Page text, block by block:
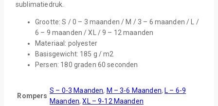
sublimatiedruk.
Grootte: S / 0 – 3 maanden / M / 3 – 6 maanden / L /
6 – 9 maanden / XL / 9 – 12 maanden
Materiaal: polyester
Basisgewicht: 185 g / m2
Persen: 180 graden 60 seconden
Rompers
S – 0-3 Maanden, M – 3-6 Maanden, L – 6-9
Maanden,XL – 9-12 Maanden